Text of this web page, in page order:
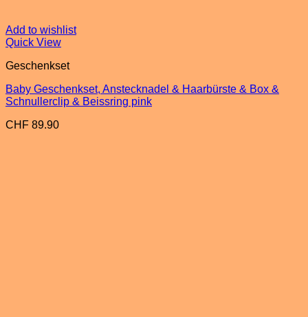
Add to wishlist
Quick View
Geschenkset
Baby Geschenkset, Anstecknadel & Haarbürste & Box &
Schnullerclip & Beissring pink
CHF 89.90